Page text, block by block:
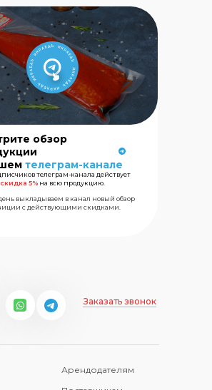
обзор
телеграм-канале
телеграм-канала действует
скидка 5% на всю продукцию.
выкладываем в канал новый обзор
с действующими скидками.
Арендодателям
Сеть магазинов
морских
деликатесов
Заказать звонок